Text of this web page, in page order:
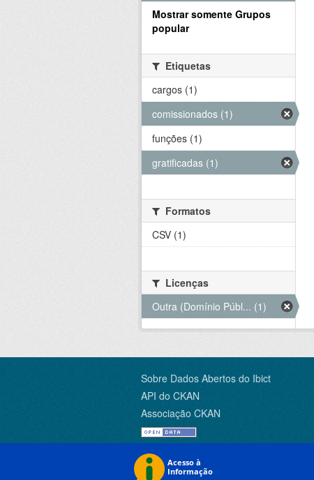
Mostrar somente Grupos
popular
Etiquetas
cargos (1)
comissionados (1)
funções (1)
gratificadas (1)
Formatos
CSV (1)
Licenças
Outra (Domínio Públ... (1)
Sobre Dados Abertos do Ibict
API do CKAN
Associação CKAN